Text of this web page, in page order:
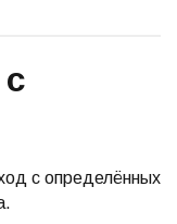
с определённых